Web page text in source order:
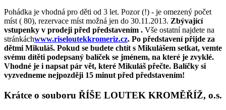
Pohádka je vhodná pro děti od 3 let. Pozor (!) - je omezený počet
míst ( 80), rezervace míst možná jen do 30.11.2013. Zbývající
vstupenky v prodeji před představením . Vše ostatní najdete na
stránkáchwww.riseloutekkromeriz.cz. Po představení přijde za
dětmi Mikuláš. Pokud se budete chtít s Mikulášem setkat, vemte
svému dítěti podepsaný balíček se jménem, na které je zvyklé.
Vhodné je i napsat pár vět, které Mikuláš přečte. Balíčky si
vyzvedneme nejpozději 15 minut před představením!
Krátce o souboru ŘÍŠE LOUTEK KROMĚŘÍŽ, o.s.